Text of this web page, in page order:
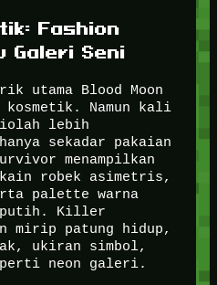
Fashion
Galeri Seni
utama Blood Moon
Namun kali
lebih
sekadar pakaian
menampilkan
robek asimetris,
palette warna
putih. Killer
mirip patung hidup,
ukiran simbol,
neon galeri.